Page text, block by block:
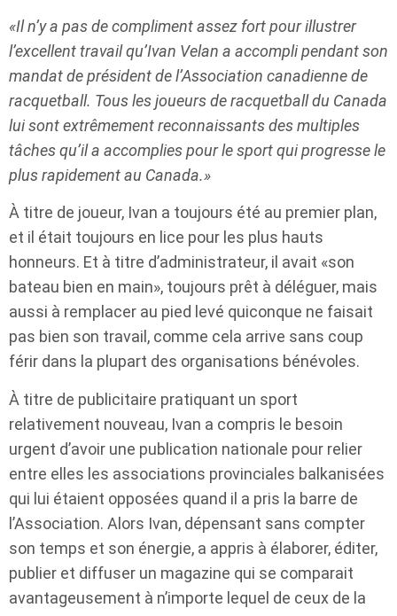
«Il n’y a pas de compliment assez fort pour illustrer
l’excellent travail qu’Ivan Velan a accompli pendant son
mandat de président de l’Association canadienne de
racquetball. Tous les joueurs de racquetball du Canada
lui sont extrêmement reconnaissants des multiples
tâches qu’il a accomplies pour le sport qui progresse le
plus rapidement au Canada.»
À titre de joueur, Ivan a toujours été au premier plan,
et il était toujours en lice pour les plus hauts
honneurs. Et à titre d’administrateur, il avait «son
bateau bien en main», toujours prêt à déléguer, mais
aussi à remplacer au pied levé quiconque ne faisait
pas bien son travail, comme cela arrive sans coup
férir dans la plupart des organisations bénévoles.
À titre de publicitaire pratiquant un sport
relativement nouveau, Ivan a compris le besoin
urgent d’avoir une publication nationale pour relier
entre elles les associations provinciales balkanisées
qui lui étaient opposées quand il a pris la barre de
l’Association. Alors Ivan, dépensant sans compter
son temps et son énergie, a appris à élaborer, éditer,
publier et diffuser un magazine qui se comparait
avantageusement à n’importe lequel de ceux de la